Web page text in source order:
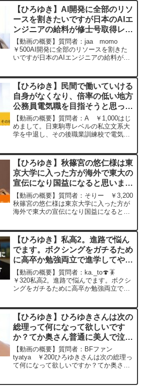
フレで円が紙切れになった時、考えられ
る最悪のケースを、経済...
【ひろゆき】AI開発に全部のリソ
ースを割きたいですが日本のAIエ
ンジニアの給料が修士号取得レベ
ルで、80万から100万円程度。こ
のまま突き進んだ方がいい？ー
ひろゆき切り抜き 20250625
【動画の概要】質問者：jaa momo
￥500AI開発に全部のリソースを割きた
いですが日本のAIエンジニアの給料が修
まま突き進んだ方がいいでしょうか元動
画：一度の...
【ひろゆき】民間で働いていける
自身がなくなり、倍率の低い地方
公務員電気職を目指そうと思って
おります。働く意力がないがない
者が技術系公務員ってどうでしょ
うか？ー ひろゆき切り抜き
【動画の概要】質問者：A ￥1,000はじ
めまして。日東駒専レベルの私立文系大
学を中退し、その後職業訓練校で電気の
いいのですが民間で働いていける自身が
なくなり、倍率の低...
【ひろゆき】秋篠宮の悠仁様は東
京大学に入った方が海外で東大の
宣伝になり国益になると思いませ
んか。 ー ひろゆき切り抜き
20231124
【動画の概要】質問者：そりー ￥3,200
秋篠宮の悠仁様は東京大学に入った方が
海外で東大の宣伝になり国益になると思
中傷ありますが悠仁様の何が悪いのか分
かりません。...
【ひろゆき】私高2。進路で悩ん
でます。ボクシングをガチるため
に高卒か勉強両立で進学してやる
か迷ってます。助言ー ひろゆき
切り抜き 20251008
【動画の概要】質問者：ka._to🍄🪳
￥320私高2。進路で悩んでます。ボクシ
ングをガチるために高卒か勉強両立で進
る。GUINNESS WEST INDIES P...
【ひろゆき】ひろゆきさんは次の
総理って何になって欲しいです
か？てか奥さん普通に美人で泣け
る…ー ひろゆき切り抜き
20240228
【動画の概要】質問者：BFファン
tyatya ￥200ひろゆきさんは次の総理っ
て何になって欲しいですか？てか奥さん